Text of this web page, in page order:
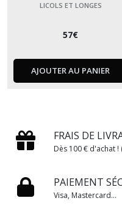
LICOLS ET LONGES
57€
AJOUTER AU PANIER
FRAIS DE
Dès 100 € d'achat !
PAIEMENT
Visa, Mastercard...